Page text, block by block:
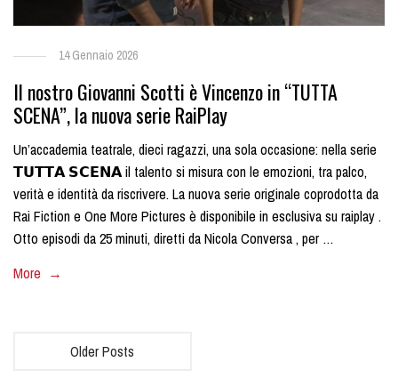
14 Gennaio 2026
Il nostro Giovanni Scotti è Vincenzo in “TUTTA
SCENA”, la nuova serie RaiPlay
Un’accademia teatrale, dieci ragazzi, una sola occasione: nella serie
𝗧𝗨𝗧𝗧𝗔 𝗦𝗖𝗘𝗡𝗔 il talento si misura con le emozioni, tra palco,
verità e identità da riscrivere. La nuova serie originale coprodotta da
Rai Fiction e One More Pictures è disponibile in esclusiva su raiplay .
Otto episodi da 25 minuti, diretti da Nicola Conversa , per …
More →
Older Posts